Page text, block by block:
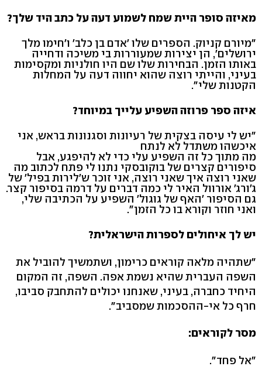
מאיזה סופר היית שמח לשמוע דעה על כתב היד שלך?
"מיורם קניוק. הספרים שלו 'אדם בן כלב' ו'חימו מלך
ירושלים', הן יצירות שמעוררות בי משיכה ודחייה
באותו הזמן. הבחירות שלו שם היו חולניות ומקסימות
בעיני, והייתי רוצה שהוא יחווה דעה על המחלות
הקטנות שלי".
איזה ספר פרוזה השפיע עלייך במיוחד?
"יש לי עיסה בצקית של רעיונות וסגנונות בראש, אני
איכשהו משתדל לא לנתח
מה מתוך כל זה השפיע עלי כדי לא להיפגע, אבל
סיפורים קצרים של בוקובסקי נתנו לי פתח לכתוב מה
שאני רוצה איך שאני רוצה, אני זוכר ש'לירות בפיל' של
ג'ורג' אורוול האיר לי כמה דברים על דרמה בסיפור קצר.
גם הסיפור 'האף של גוגול' השפיע על הכתיבה שלי,
ואני חוזר וקורא בו כל הזמן".
יש לך איחולים לספרות הישראלית?
"שתהיה מלאה קוראים כרימון, ושתמשיך להוביל את
השפה העברית שהיא נשמת אפה. השפה, זה המקום
היחיד כחברה, בעיני, שאנחנו יכולים להתחבק סביבו,
חרף כל אי-ההסכמות שמסביב".
מסר לקוראים:
"אל פחד".